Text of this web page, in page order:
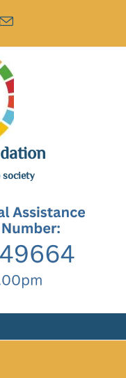
society